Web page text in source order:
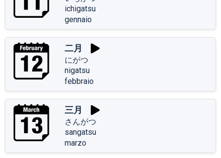
ichigatsu
gennaio
二月
にがつ
nigatsu
febbraio
三月
さんがつ
sangatsu
marzo